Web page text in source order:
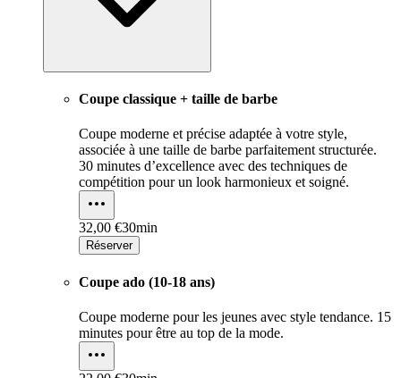
Coupe classique + taille de barbe
Coupe moderne et précise adaptée à votre style,
associée à une taille de barbe parfaitement structurée.
30 minutes d’excellence avec des techniques de
compétition pour un look harmonieux et soigné.
32,00 €30min
Réserver
Coupe ado (10-18 ans)
Coupe moderne pour les jeunes avec style tendance. 15
minutes pour être au top de la mode.